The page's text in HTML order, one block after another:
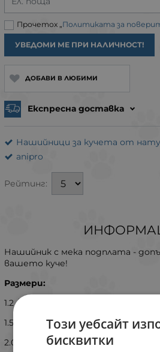
Прочетох „Политиката за
УВЕДОМИ МЕ ПРИ НАЛИЧНОСТ!
ДОБАВИ В ЛЮБИМИ
Експресна доставка
Нашийници за кучета от
anipro
Рейтинг:
Нашийник с мека подплата -
вашето куче!
Размери:
1.2 / 35 см.
1.5 / 40 см.
2.0 / 45 см.
Този уебсайт
бисквитки